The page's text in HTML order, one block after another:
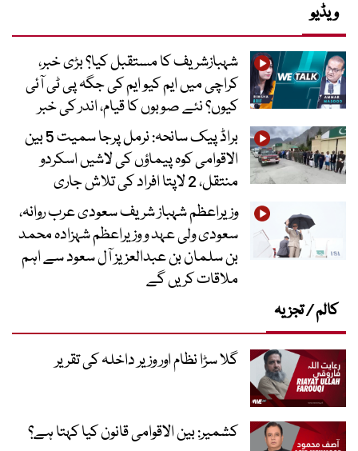
ویڈیو
شہبازشریف کا مستقبل کیا؟ بڑی خبر،
کراچی میں ایم کیو ایم کی جگہ پی ٹی آئی
کیوں؟ نئے صوبوں کا قیام، اندر کی خبر
براڈ پیک سانحہ: نرمل پرجا سمیت 5 بین
الاقوامی کوہ پیماؤں کی لاشیں اسکردو
منتقل، 2 لاپتا افراد کی تلاش جاری
وزیراعظم شہباز شریف سعودی عرب روانہ،
سعودی ولی عہد و وزیراعظم شہزادہ محمد
بن سلمان بن عبدالعزیز آل سعود سے اہم
ملاقات کریں گے
کالم / تجزیہ
گلا سڑا نظام اور وزیر داخلہ کی تقریر
کشمیر: بین الاقوامی قانون کیا کہتا ہے؟